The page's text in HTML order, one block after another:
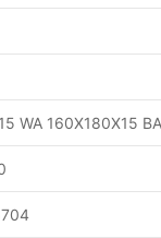
WA 160X180X15